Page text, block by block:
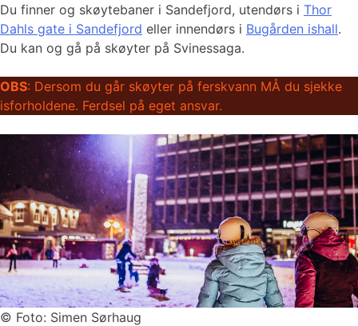
Du finner og skøytebaner i Sandefjord, utendørs i Thor
Dahls gate i Sandefjord eller innendørs i Bugården ishall.
Du kan og gå på skøyter på Svinessaga.
OBS: Dersom du går skøyter på ferskvann MÅ du sjekke
isforholdene. Ferdsel på eget ansvar.
© Foto: Simen Sørhaug